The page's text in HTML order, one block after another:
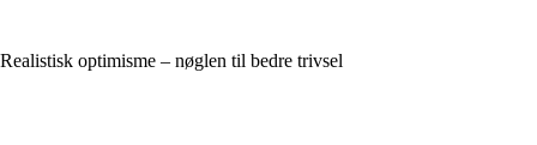
Realistisk optimisme – nøglen til bedre trivsel